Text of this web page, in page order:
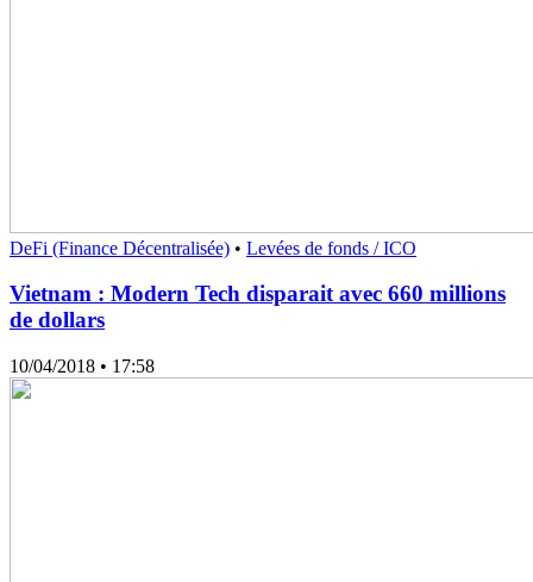
DeFi (Finance Décentralisée) • Levées de fonds / ICO
Vietnam : Modern Tech disparait avec 660 millions
de dollars
10/04/2018 • 17:58